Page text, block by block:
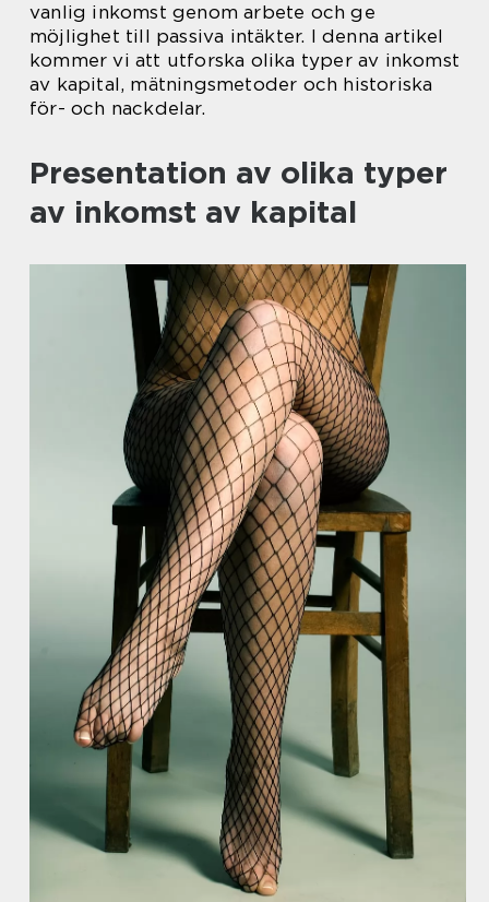
vanlig inkomst genom arbete och ge
möjlighet till passiva intäkter. I denna artikel
kommer vi att utforska olika typer av inkomst
av kapital, mätningsmetoder och historiska
för- och nackdelar.
Presentation av olika typer
av inkomst av kapital